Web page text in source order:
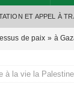
ET APPEL À
de paix » à
de Gaza au-delà
à la vie la